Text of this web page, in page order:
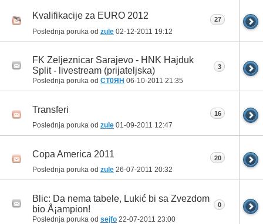
Kvalifikacije za EURO 2012
Poslednja poruka od zule 02-12-2011 19:12
27
FK Zeljeznicar Sarajevo - HNK Hajduk
Split - livestream (prijateljska)
Poslednja poruka od CT0ЯH 06-10-2011 21:35
3
Transferi
Poslednja poruka od zule 01-09-2011 12:47
16
Copa America 2011
Poslednja poruka od zule 26-07-2011 20:32
20
Blic: Da nema tabele, Lukić bi sa Zvezdom
bio Å¡ampion!
Poslednja poruka od sejfo 22-07-2011 23:00
0